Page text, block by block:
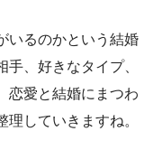
いるのかという結婚
、好きなタイプ、
恋愛と結婚にまつわ
していきますね。